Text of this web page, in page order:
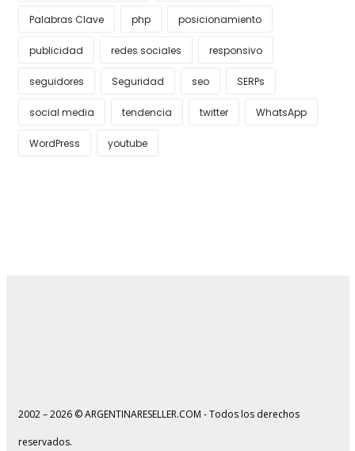
Palabras Clave php posicionamiento
publicidad redes sociales responsivo
seguidores Seguridad seo SERPs
social media tendencia twitter WhatsApp
WordPress youtube
2002 – 2026 © ARGENTINARESELLER.COM - Todos los derechos
reservados.